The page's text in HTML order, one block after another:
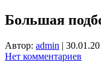
Большая
Автор: admin |
Нет комментариев